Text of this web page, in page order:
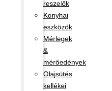
reszelők
Konyhai
eszközök
Mérlegek
&
mérőedények
Olajsütés
kellékei